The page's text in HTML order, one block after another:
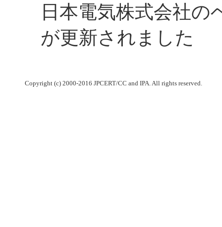
日本電気株式会社の
が更新されました
Copyright (c) 2000-2016 JPCERT/CC and IPA. All rights reserved.